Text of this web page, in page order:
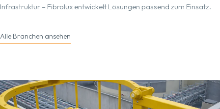
Infrastruktur – Fibrolux entwickelt Lösungen passend zum Einsatz.
Alle Branchen ansehen